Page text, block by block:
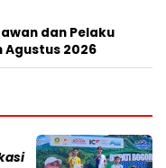
dan Pelaku
Agustus 2026